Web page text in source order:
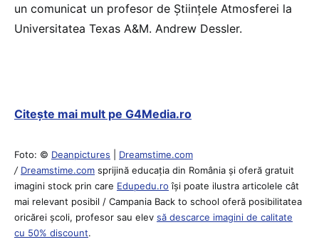
un comunicat un profesor de Ştiinţele Atmosferei la
Universitatea Texas A&M. Andrew Dessler.
Citește mai mult pe G4Media.ro
Foto: © Deanpictures
Dreamstime.com
/ Dreamstime.com sprijină educaţia din România şi oferă gratuit
imagini stock prin care Edupedu.ro îşi poate ilustra articolele cât
mai relevant posibil / Campania Back to school oferă posibilitatea
oricărei școli, profesor sau elev să descarce imagini de calitate
cu 50% discount.